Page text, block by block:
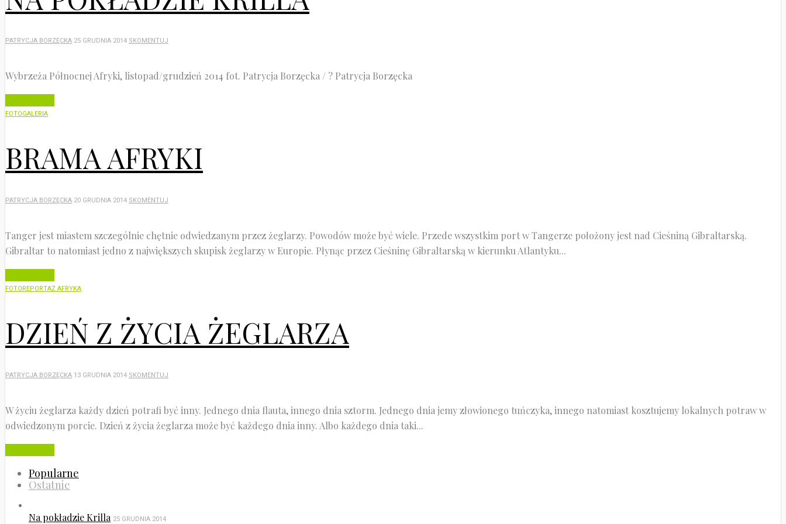
PATRYCJA BORZĘCKA 25 GRUDNIA 2014 SKOMENTUJ
Wybrzeża Północnej Afryki, listopad/grudzień 2014 fot. Patrycja Borzęcka / ? Patrycja Borzęcka
FOTOGALERIA
BRAMA AFRYKI
PATRYCJA BORZĘCKA 20 GRUDNIA 2014 SKOMENTUJ
Tanger jest miastem szczególnie chętnie odwiedzanym przez żeglarzy. Powodów może być wiele. Przede wszystkim port w Tangerze położony jest nad Cieśniną Gibraltarską.
Gibraltar to natomiast jedno z największych skupisk żeglarzy w Europie. Płynąc przez Cieśninę Gibraltarską w kierunku Atlantyku...
FOTOREPORTAŻ AFRYKA
DZIEŃ Z ŻYCIA ŻEGLARZA
PATRYCJA BORZĘCKA 13 GRUDNIA 2014 SKOMENTUJ
W życiu żeglarza każdy dzień potrafi być inny. Jednego dnia flauta, innego dnia sztorm. Jednego dnia jemy złowionego tuńczyka, innego natomiast kosztujemy lokalnych potraw w
odwiedzonym porcie. Dzień z życia żeglarza może być każdego dnia inny. Albo każdego dnia taki...
Popularne
Ostatnie
Na pokładzie Krilla 25 GRUDNIA 2014